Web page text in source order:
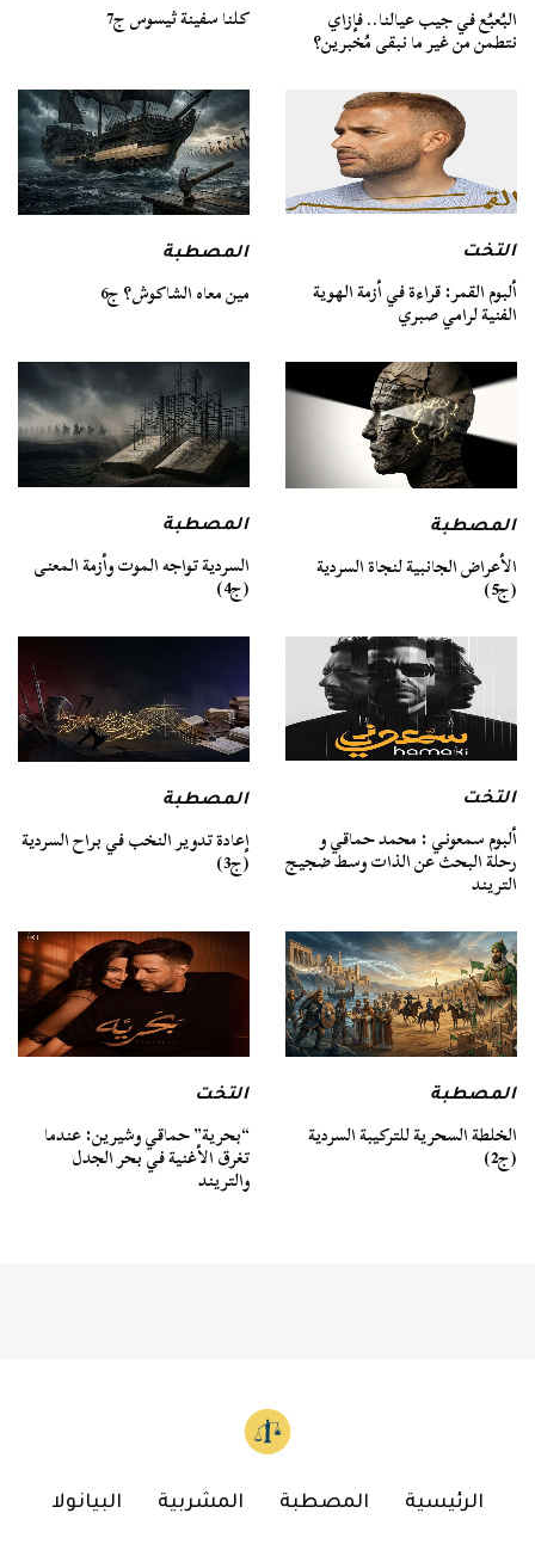
البُعبُع في جيب عيالنا.. فإزاي
نتطمن من غير ما نبقى مُخبرين؟
كلنا سفينة ثيسوس ج7
التخت
ألبوم القمر: قراءة في أزمة الهوية
الفنية لرامي صبري
المصطبة
مين معاه الشاكوش؟ ج6
المصطبة
الأعراض الجانبية لنجاة السردية
(ج5)
المصطبة
السردية تواجه الموت وأزمة المعنى
(ج4)
التخت
ألبوم سمعوني : محمد حماقي و
رحلة البحث عن الذات وسط ضجيج
التريند
المصطبة
إعادة تدوير النخب في براح السردية
(ج3)
المصطبة
الخلطة السحرية للتركيبة السردية
(ج2)
التخت
“بحرية” حماقي وشيرين: عندما
تغرق الأغنية في بحر الجدل
والتريند
الرئيسية المصطبة المشربية البيانولا